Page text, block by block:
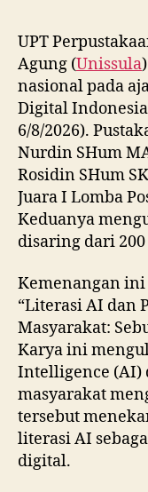
UPT
Agung (Unissula
nasional pada
Digital
6/8/2026).
Nurdin SHum
Rosidin SHum
Juara I Lomba
Keduanya
disaring dari
Kemenangan
“Literasi AI dan
Masyarakat:
Karya ini
Intelligence (AI)
masyarakat
tersebut
literasi AI
digital.